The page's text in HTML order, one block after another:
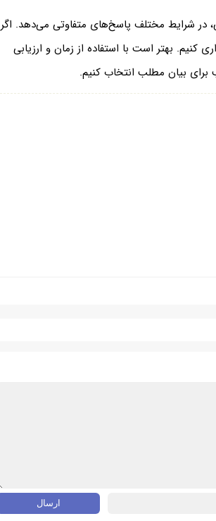
شرایط مختلف پاسخ‌های متفاوتی می‌دهد. اگر
کنیم. بهتر است با استفاده از زمان و ارزیابی
برای بیان مطلب انتخاب کنیم.